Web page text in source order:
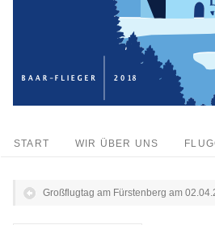
START WIR ÜBER UNS
Großflugtag am Fürstenberg am